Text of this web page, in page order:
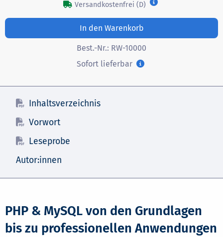
Versandkostenfrei (D)
In den Warenkorb
Best.-Nr.: RW-10000
Sofort lieferbar
Inhaltsverzeichnis
Vorwort
Leseprobe
Autor:innen
PHP & MySQL von den Grundlagen
bis zu professionellen Anwendungen